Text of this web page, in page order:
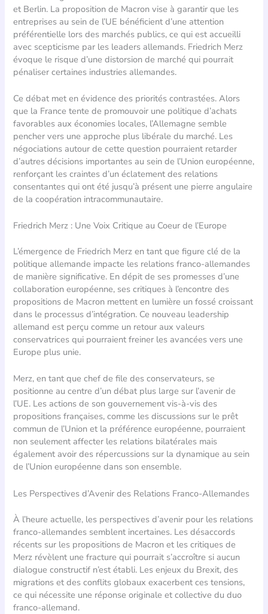
et Berlin. La proposition de Macron vise à garantir que les
entreprises au sein de l’UE bénéficient d’une attention
préférentielle lors des marchés publics, ce qui est accueilli
avec scepticisme par les leaders allemands. Friedrich Merz
évoque le risque d’une distorsion de marché qui pourrait
pénaliser certaines industries allemandes.
Ce débat met en évidence des priorités contrastées. Alors
que la France tente de promouvoir une politique d’achats
favorables aux économies locales, l’Allemagne semble
pencher vers une approche plus libérale du marché. Les
négociations autour de cette question pourraient retarder
d’autres décisions importantes au sein de l’Union européenne,
renforçant les craintes d’un éclatement des relations
consentantes qui ont été jusqu’à présent une pierre angulaire
de la coopération intracommunautaire.
Friedrich Merz : Une Voix Critique au Coeur de l’Europe
L’émergence de Friedrich Merz en tant que figure clé de la
politique allemande impacte les relations franco-allemandes
de manière significative. En dépit de ses promesses d’une
collaboration européenne, ses critiques à l’encontre des
propositions de Macron mettent en lumière un fossé croissant
dans le processus d’intégration. Ce nouveau leadership
allemand est perçu comme un retour aux valeurs
conservatrices qui pourraient freiner les avancées vers une
Europe plus unie.
Merz, en tant que chef de file des conservateurs, se
positionne au centre d’un débat plus large sur l’avenir de
l’UE. Les actions de son gouvernement vis-à-vis des
propositions françaises, comme les discussions sur le prêt
commun de l’Union et la préférence européenne, pourraient
non seulement affecter les relations bilatérales mais
également avoir des répercussions sur la dynamique au sein
de l’Union européenne dans son ensemble.
Les Perspectives d’Avenir des Relations Franco-Allemandes
À l’heure actuelle, les perspectives d’avenir pour les relations
franco-allemandes semblent incertaines. Les désaccords
récents sur les propositions de Macron et les critiques de
Merz révèlent une fracture qui pourrait s’accroître si aucun
dialogue constructif n’est établi. Les enjeux du Brexit, des
migrations et des conflits globaux exacerbent ces tensions,
ce qui nécessite une réponse originale et collective du duo
franco-allemand.